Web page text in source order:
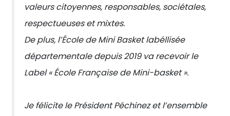
valeurs citoyennes, responsables, sociétales,
respectueuses et mixtes.
De plus, l’École de Mini Basket labéllisée
départementale depuis 2019 va recevoir le
Label « École Française de Mini-basket ».
Je félicite le Président Péchinez et l’ensemble